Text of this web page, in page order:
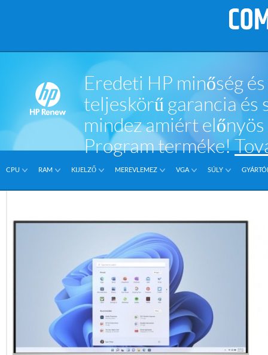
Eredeti HP minőség
teljeskörű garancia és
mindez amiért
Program terméke!
CPU RAM KIJELZŐ MEREVLEMEZ VGA SÚLY